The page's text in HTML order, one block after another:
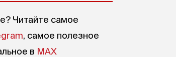
Читайте самое
, самое полезное
в MAX